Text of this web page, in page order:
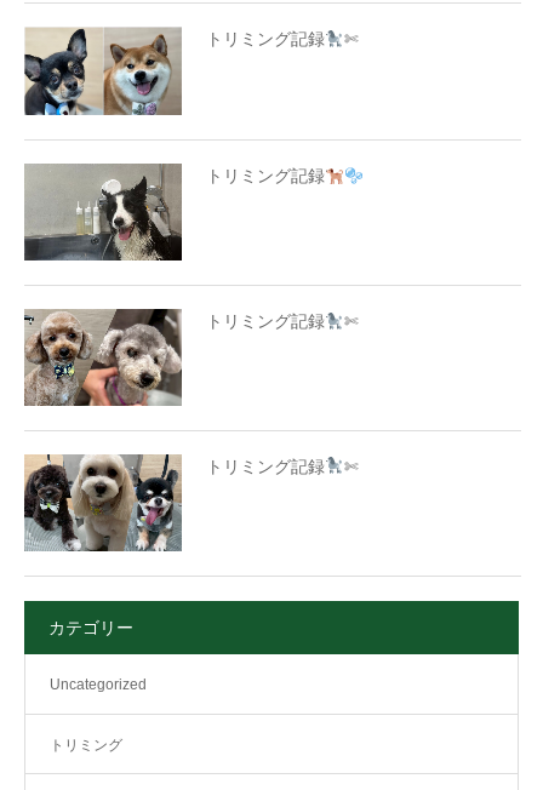
トリミング記録 ✄
トリミング記録
トリミング記録 ✄
トリミング記録 ✄
カテゴリー
Uncategorized
トリミング